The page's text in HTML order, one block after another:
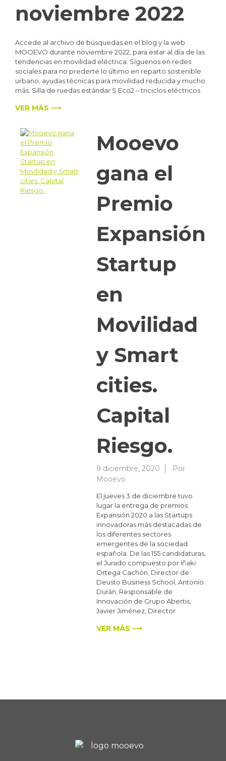
noviembre 2022
Accede al archivo de búsquedas en el blog y la web
MOOEVO durante noviembre 2022, para estar al día de las
tendencias en movilidad eléctrica. Síguenos en redes
sociales para no prederte lo último en reparto sostenible
urbano, ayudas técnicas para movilidad reducida y mucho
más. Silla de ruedas estándar S Eco2 – triciclos eléctricos
VER MÁS ⟶
Mooevo
gana el
Premio
Expansión
Startup
en
Movilidad
y Smart
cities.
Capital
Riesgo.
9 diciembre, 2020
Por
Mooevo
El jueves 3 de diciembre tuvo
lugar la entrega de premios
Expansión 2020 a las Startups
innovadoras más destacadas de
los diferentes sectores
emergentes de la sociedad
española. De las 155 candidaturas,
el Jurado compuesto por Iñaki
Ortega Cachón, Director de
Deusto Business School, Antonio
Durán, Responsable de
Innovación de Grupo Abertis,
Javier Jiménez, Director
VER MÁS ⟶